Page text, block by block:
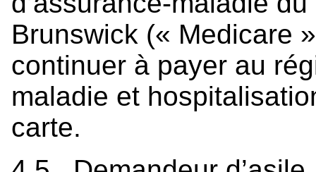
Brunswick (« Medicare
continuer à payer au
maladie et
carte.